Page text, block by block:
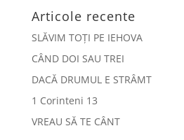
Articole recente
SLĂVIM TOȚI PE IEHOVA
CÂND DOI SAU TREI
DACĂ DRUMUL E STRÂMT
1 Corinteni 13
VREAU SĂ TE CÂNT